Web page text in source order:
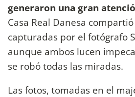
generaron una gran
Casa Real Danesa
capturadas por el fotógrafo
aunque ambos lucen
se robó todas las miradas.
Las fotos, tomadas en el